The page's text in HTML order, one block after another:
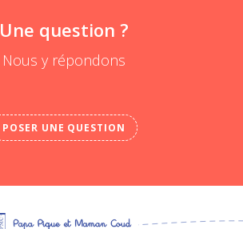
Une question ?
Nous y répondons
POSER UNE QUESTION